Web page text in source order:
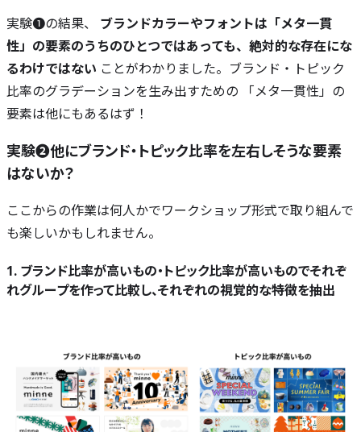
実験❶の結果、 ブランドカラーやフォントは「メタ一貫
性」の要素のうちのひとつではあっても、絶対的な存在にな
るわけではない ことがわかりました。ブランド・トピック
比率のグラデーションを生み出すための 「メタ一貫性」の
要素は他にもあるはず！
実験❷他にブランド・トピック比率を左右しそうな要素
はないか？
ここからの作業は何人かでワークショップ形式で取り組んで
も楽しいかもしれません。
1. ブランド比率が高いもの・トピック比率が高いものでそれぞ
れグループを作って比較し、それぞれの視覚的な特徴を抽出